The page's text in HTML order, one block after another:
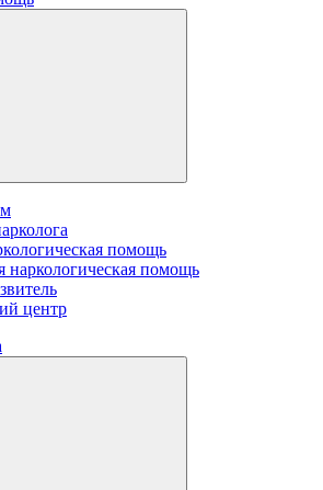
помощь
наркологическая помощь
центр